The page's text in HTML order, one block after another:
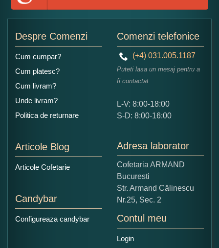
Ce nota acordati acestui produs?
5
Copiati alaturi numarul din imagine:
Despre Comenzi
Cum cumpar?
Cum platesc?
Cum livram?
Unde livram?
Politica de returnare
Articole Blog
Articole Cofetarie
Candybar
Configureaza candybar
Comenzi telefonice
(+4) 031.005.1187
Puteti lasa un mesaj pentru a
fi contactat
L-V: 8:00-18:00
S-D: 8:00-16:00
Adresa laborator
Cofetaria ARMAND
Bucuresti
Str. Armand Călinescu
Nr.25, Sec. 2
Contul meu
Login